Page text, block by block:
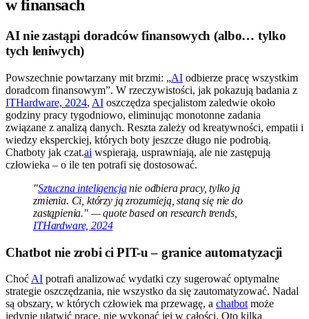
w finansach
AI nie zastąpi doradców finansowych (albo… tylko
tych leniwych)
Powszechnie powtarzany mit brzmi: „AI odbierze pracę wszystkim
doradcom finansowym”. W rzeczywistości, jak pokazują badania z
ITHardware, 2024, AI oszczędza specjalistom zaledwie około
godziny pracy tygodniowo, eliminując monotonne zadania
związane z analizą danych. Reszta zależy od kreatywności, empatii i
wiedzy eksperckiej, których boty jeszcze długo nie podrobią.
Chatboty jak czat.ai wspierają, usprawniają, ale nie zastępują
człowieka – o ile ten potrafi się dostosować.
"Sztuczna inteligencjanie odbiera pracy, tylko ją
zmienia. Ci, którzy ją zrozumieją, staną się nie do
zastąpienia." — quote based on research trends,
ITHardware, 2024
Chatbot nie zrobi ci PIT-u – granice automatyzacji
Choć AI potrafi analizować wydatki czy sugerować optymalne
strategie oszczędzania, nie wszystko da się zautomatyzować. Nadal
są obszary, w których człowiek ma przewagę, a chatbot może
jedynie ułatwić pracę, nie wykonać jej w całości. Oto kilka